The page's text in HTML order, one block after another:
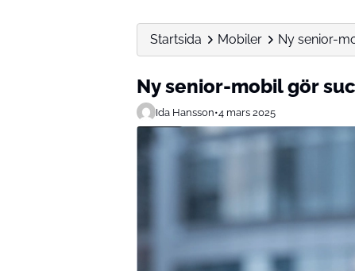
Startsida Mobiler Ny senior-
Ny senior-mobil gör
Ida Hansson•4 mars 2025